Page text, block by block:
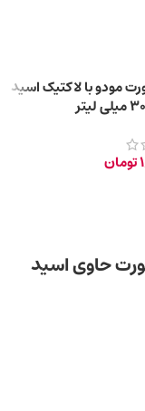
مودو با لاکتیک اسید
تومان
حاوی اسید